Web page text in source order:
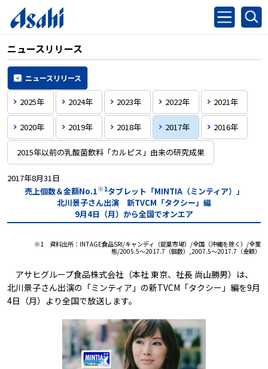
ニュースリリース
ニュースリリース
2025年 2024年 2023年 2022年 2021年
2020年 2019年 2018年 2017年 2016年
2015年以前の乳酸菌飲料「カルピス」由来の研究成果
2017年8月31日
売上個数＆金額No.1※1タブレット「MINTIA（ミンティア）」
北川景子さん出演 新TVCM「タクシー」編
9月4日（月）から全国でオンエア
※1 資料出所：INTAGE食品SRI/キャンディ（錠菓市場）/全国（沖縄を除く）/全業
態/2005.5～2017.7（個数）,2007.5～2017.7（金額）
アサヒグループ食品株式会社（本社 東京、社長 尚山勝男）は、
北川景子さん出演の「ミンティア」の新TVCM「タクシー」編を9月
4日（月）より全国で放送します。